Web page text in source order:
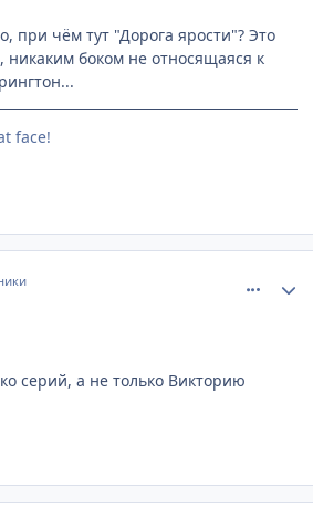
при чём тут "Дорога ярости"? Это
никаким боком не относящаяся к
face!
серий, а не только Викторию